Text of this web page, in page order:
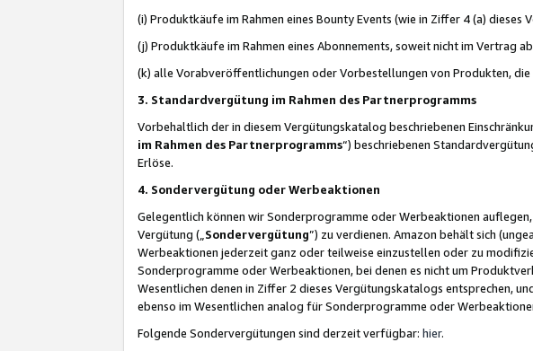
(i) Produktkäufe im Rahmen eines Bounty Events (wie in Ziffer 4 (a)
(j) Produktkäufe im Rahmen eines Abonnements, soweit nicht im Vertrag
(k) alle Vorabveröffentlichungen oder Vorbestellungen von Produkten,
3. Standardvergütung im Rahmen des Partnerprogramms
Vorbehaltlich der in diesem Vergütungskatalog beschriebenen
im Rahmen des Partnerprogramms“) beschriebenen
Erlöse.
4. Sondervergütung oder Werbeaktionen
Gelegentlich können wir Sonderprogramme oder Werbeaktionen
Vergütung („ Sondervergütung”) zu verdienen. Amazon behält sich
Werbeaktionen jederzeit ganz oder teilweise einzustellen oder zu
Sonderprogramme oder Werbeaktionen, bei denen es nicht um
Wesentlichen denen in Ziffer 2 dieses Vergütungskatalogs entsprechen,
ebenso im Wesentlichen analog für Sonderprogramme oder
Folgende Sondervergütungen sind derzeit verfügbar: hier.